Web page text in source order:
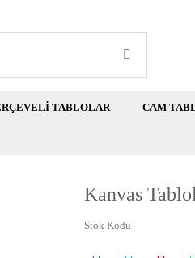
TABLOLAR CAM
Kanvas
Stok Kodu